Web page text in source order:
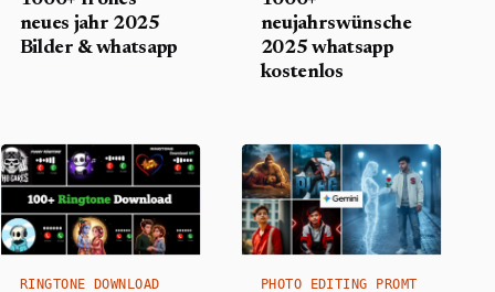
neues jahr 2025
Bilder & whatsapp
neujahrswünsche
2025 whatsapp
kostenlos
RINGTONE DOWNLOAD PHOTO EDITING PROMT